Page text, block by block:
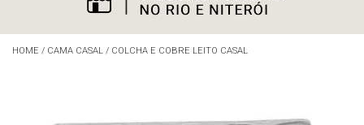
HOME / CAMA CASAL / COLCHA E COBRE LEITO CASAL